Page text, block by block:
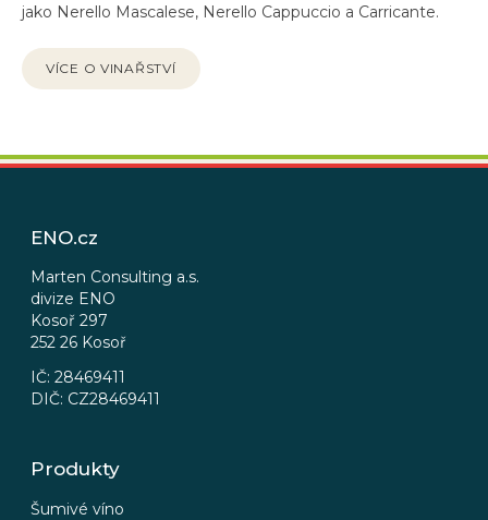
jako Nerello Mascalese, Nerello Cappuccio a Carricante.
VÍCE O VINAŘSTVÍ
Z
ENO.cz
Marten Consulting a.s.
divize ENO
Kosoř 297
252 26 Kosoř
IČ: 28469411
DIČ: CZ28469411
Produkty
Šumivé víno